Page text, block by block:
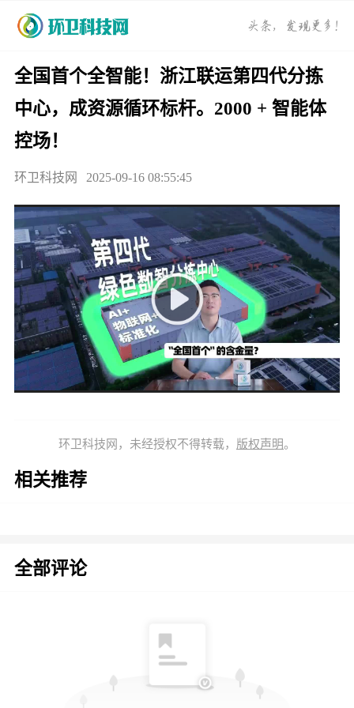
全国首个全智能！浙江联运第四代分拣
中心，成资源循环标杆。2000 + 智能体
控场！
环卫科技网 2025-09-16 08:55:45
环卫科技网，未经授权不得转载， 版权声明。
相关推荐
全部评论